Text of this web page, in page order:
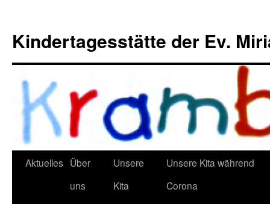
Kindertagesstätte der Ev.
Aktuelles Über
uns
Unsere
Kita
Unsere Kita während
Corona